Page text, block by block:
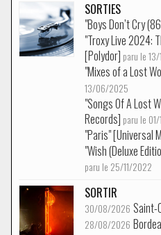
SORTIES
"Boys Don’t Cry
"Troxy Live 2024:
[Polydor] paru le
"Mixes of a Lost
13/06/2025
"Songs Of A Lost
Records] paru le
"Paris" [Universal
"Wish (Deluxe
paru le 25/11/2022
SORTIR
30/08/2026 Saint-
28/08/2026